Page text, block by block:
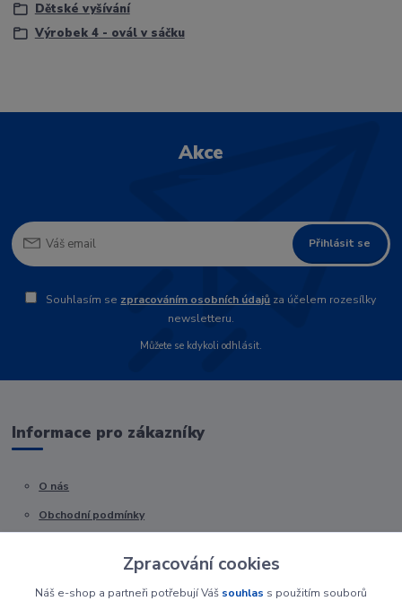
Dětské vyšívání
Výrobek 4 - ovál v sáčku
Akce
Přihlásit se
Souhlasím se zpracováním osobních údajů za účelem rozesílky
newsletteru.
Můžete se kdykoli odhlásit.
Informace pro zákazníky
O nás
Obchodní podmínky
Zpracování cookies
Náš e-shop a partneři potřebují Váš souhlas s použitím souborů